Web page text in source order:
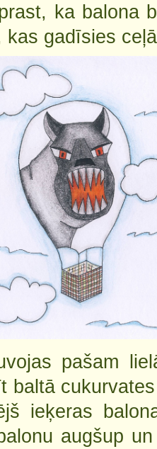
ka balona
kas gadīsies
pašam
baltā
ieķeras
augšup